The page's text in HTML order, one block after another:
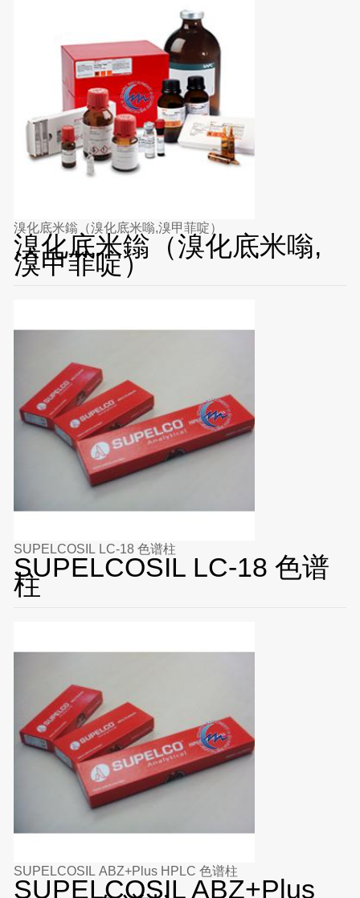
溴化底米鎓（溴化底米嗡,溴甲菲啶）
溴化底米鎓（溴化底米嗡,
溴甲菲啶）
SUPELCOSIL LC-18 色谱柱
SUPELCOSIL LC-18 色谱
柱
SUPELCOSIL ABZ+Plus HPLC 色谱柱
SUPELCOSIL ABZ+Plus